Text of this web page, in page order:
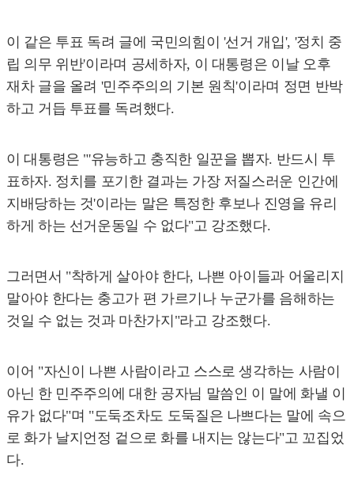
이 같은 투표 독려 글에 국민의힘이 '선거 개입', '정치 중
립 의무 위반'이라며 공세하자, 이 대통령은 이날 오후
재차 글을 올려 '민주주의의 기본 원칙'이라며 정면 반박
하고 거듭 투표를 독려했다.
이 대통령은 "'유능하고 충직한 일꾼을 뽑자. 반드시 투
표하자. 정치를 포기한 결과는 가장 저질스러운 인간에
지배당하는 것'이라는 말은 특정한 후보나 진영을 유리
하게 하는 선거운동일 수 없다"고 강조했다.
그러면서 "착하게 살아야 한다, 나쁜 아이들과 어울리지
말아야 한다는 충고가 편 가르기나 누군가를 음해하는
것일 수 없는 것과 마찬가지"라고 강조했다.
이어 "자신이 나쁜 사람이라고 스스로 생각하는 사람이
아닌 한 민주주의에 대한 공자님 말씀인 이 말에 화낼 이
유가 없다"며 "도둑조차도 도둑질은 나쁘다는 말에 속으
로 화가 날지언정 겉으로 화를 내지는 않는다"고 꼬집었
다.